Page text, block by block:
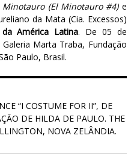
(El Minotauro #4)e
da Mata (Cia. Excessos)
América Latina. De 05 de
Marta Traba, Fundação
Paulo, Brasil.
“I COSTUME FOR II”, DE
DE HILDA DE PAULO. THE
NOVA ZELÂNDIA.